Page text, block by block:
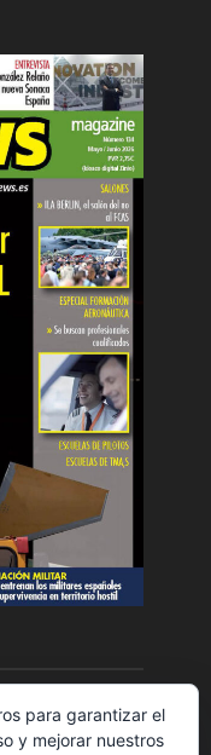
para garantizar el
y mejorar nuestros